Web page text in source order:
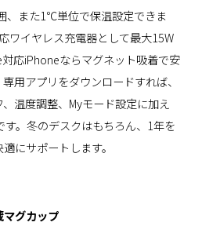
、また1℃単位で保温設定できま
ワイヤレス充電器として最大15W
応iPhoneならマグネット吸着で安
用アプリをダウンロードすれば、
温度調整、Myモード設定に加え
す。冬のデスクはもちろん、1年を
にサポートします。
グカップ